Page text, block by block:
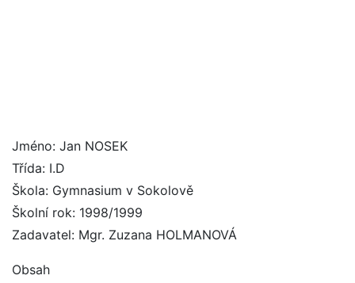
Jméno: Jan NOSEK
Třída: I.D
Škola: Gymnasium v Sokolově
Školní rok: 1998/1999
Zadavatel: Mgr. Zuzana HOLMANOVÁ
Obsah